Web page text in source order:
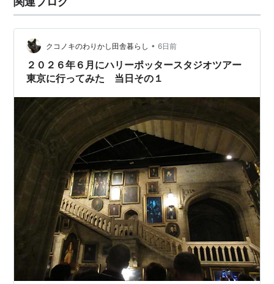
クコノキのわりかし田舎暮らし • 6日前
２０２６年６月にハリーポッタースタジオツアー
東京に行ってみた 当日その１